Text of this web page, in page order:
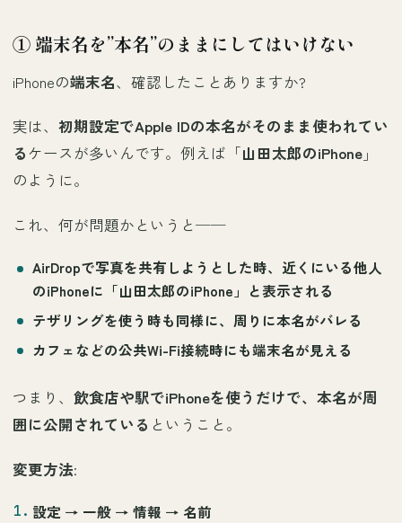
① 端末名を”本名”のままにしてはいけない
iPhoneの端末名、確認したことありますか?
実は、 初期設定でApple IDの本名がそのまま使われてい
るケースが多いんです。例えば「山田太郎のiPhone 」
のように。
これ、何が問題かというと──
AirDropで写真を共有しようとした時、近くにいる他人
のiPhoneに「山田太郎のiPhone 」と表示される
テザリングを使う時も同様に、周りに本名がバレる
カフェなどの公共Wi-Fi接続時にも端末名が見える
つまり、 飲食店や駅でiPhoneを使うだけで、本名が周
囲に公開されている ということ。
変更方法:
設定 → 一般 → 情報 → 名前